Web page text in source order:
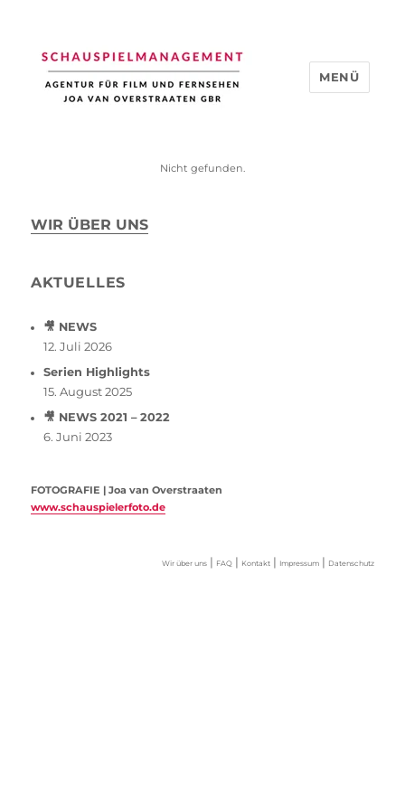
MENÜ
Nicht gefunden.
WIR ÜBER UNS
AKTUELLES
🎥 NEWS
12. Juli 2026
Serien Highlights
15. August 2025
🎥 NEWS 2021 – 2022
6. Juni 2023
FOTOGRAFIE | Joa van Overstraaten
www.schauspielerfoto.de
Wir über uns| FAQ| Kontakt| Impressum| Datenschutz